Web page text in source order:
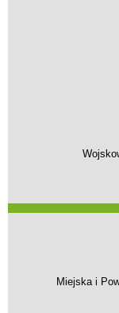
Miejska i